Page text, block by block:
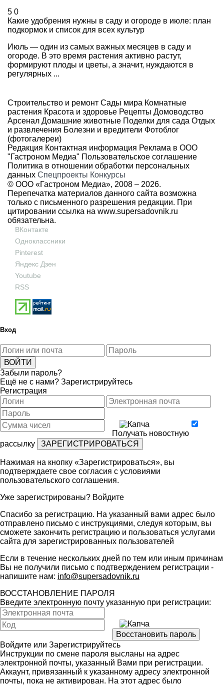
5 0
Какие удобрения нужны в саду и огороде в июле: план
подкормок и список для всех культур
Июль — один из самых важных месяцев в саду и
огороде. В это время растения активно растут,
формируют плоды и цветы, а значит, нуждаются в
регулярных ...
Строительство и ремонт Сады мира Комнатные
растения Красота и здоровье Рецепты Домоводство
Арсенал Домашние животные Поделки для сада Отдых
и развлечения Болезни и вредители Фотоблог
(фотогалереи)
Редакция Контактная информация Реклама в ООО
"Гастроном Медиа" Пользовательское соглашение
Политика в отношении обработки персональных
данных Спецпроекты Конкурсы
© ООО «Гастроном Медиа», 2008 – 2026.
Перепечатка материалов данного сайта возможна
только с письменного разрешения редакции. При
цитировании ссылка на www.supersadovnik.ru
обязательна.
ВКонтакте
Одноклассники
Pinterest
Яндекс Дзен
Youtube
RSS
Вход
Забыли пароль?
Ещё не с нами? Зарегистрируйтесь
Регистрация
Получать новостную
рассылку
Нажимая на кнопку «Зарегистрироваться», вы
подтверждаете свое согласия с условиями
пользовательского соглашения.
Уже зарегистрированы? Войдите
Спасибо за регистрацию. На указанный вами адрес было
отправлено письмо с инструкциями, следуя которым, вы
сможете закончить регистрацию и пользоваться услугами
сайта для зарегистрированных пользователей
Если в течение нескольких дней по тем или иным причинам
Вы не получили письмо с подтверждением регистрации -
напишите нам: info@supersadovnik.ru
ВОССТАНОВЛЕНИЕ ПАРОЛЯ
Введите электронную почту указанную при регистрации:
Войдите или Зарегистрируйтесь
Инструкции по смене пароля высланы на адрес
электронной почты, указанный Вами при регистрации.
Аккаунт, привязанный к указанному адресу электронной
почты, пока не активирован. На этот адрес было